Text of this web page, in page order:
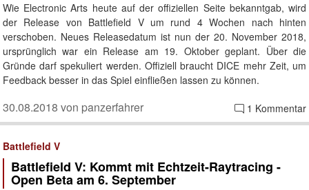
Wie Electronic Arts heute auf der offiziellen Seite bekanntgab, wird
der Release von Battlefield V um rund 4 Wochen nach hinten
verschoben. Neues Releasedatum ist nun der 20. November 2018,
ursprünglich war ein Release am 19. Oktober geplant. Über die
Gründe darf spekuliert werden. Offiziell braucht DICE mehr Zeit, um
Feedback besser in das Spiel einfließen lassen zu können.
1 Kommentar
30.08.2018 von panzerfahrer
Battlefield V
Battlefield V: Kommt mit Echtzeit-Raytracing -
Open Beta am 6. September